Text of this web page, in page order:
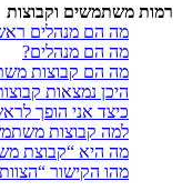
רמות משתמשים וקבוצות
מה הם מנהלים
מה הם מנהלים?
מה הם קבוצות
היכן נמצאות
כיצד אני הופך
למה קבוצות
מה היא “קבוצת
מהו הקישור